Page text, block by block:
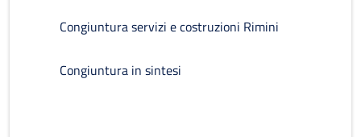
Congiuntura servizi e costruzioni Rimini
Congiuntura in sintesi